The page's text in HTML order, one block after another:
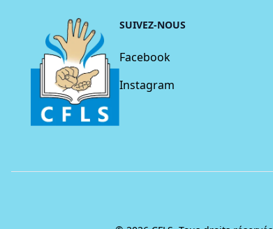
SUIVEZ-NOUS
Facebook
Instagram